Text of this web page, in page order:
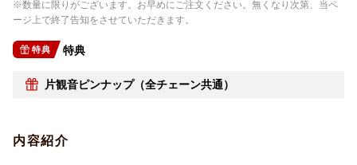
※数量に限りがございます。お早めにご注文ください。無くなり次第、当ペ
ージ上で終了告知をさせていただきます。
特典 特典
片観音ピンナップ（全チェーン共通）
内容紹介